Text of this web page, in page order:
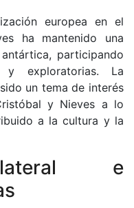
europea en el
ha mantenido una
participando
y exploratorias. La
un tema de interés
y Nieves a lo
a la cultura y la
e